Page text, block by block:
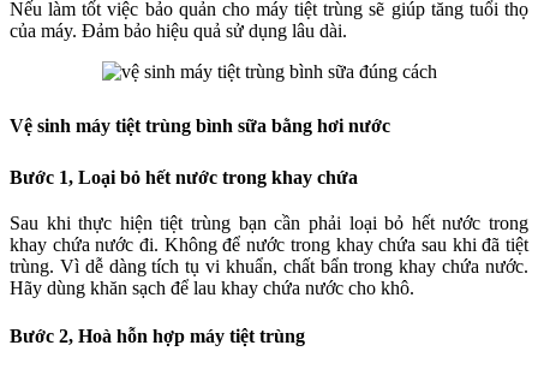
Nếu làm tốt việc bảo quản cho máy tiệt trùng sẽ giúp tăng tuổi thọ
của máy. Đảm bảo hiệu quả sử dụng lâu dài.
Vệ sinh máy tiệt trùng bình sữa bằng hơi nước
Bước 1, Loại bỏ hết nước trong khay chứa
Sau khi thực hiện tiệt trùng bạn cần phải loại bỏ hết nước trong
khay chứa nước đi. Không để nước trong khay chứa sau khi đã tiệt
trùng. Vì dễ dàng tích tụ vi khuẩn, chất bẩn trong khay chứa nước.
Hãy dùng khăn sạch để lau khay chứa nước cho khô.
Bước 2, Hoà hỗn hợp máy tiệt trùng